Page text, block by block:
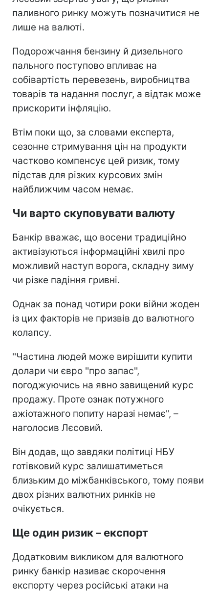
паливного ринку можуть позначитися не
лише на валюті.
Подорожчання бензину й дизельного
пального поступово впливає на
собівартість перевезень, виробництва
товарів та надання послуг, а відтак може
прискорити інфляцію.
Втім поки що, за словами експерта,
сезонне стримування цін на продукти
частково компенсує цей ризик, тому
підстав для різких курсових змін
найближчим часом немає.
Чи варто скуповувати валюту
Банкір вважає, що восени традиційно
активізуються інформаційні хвилі про
можливий наступ ворога, складну зиму
чи різке падіння гривні.
Однак за понад чотири роки війни жоден
із цих факторів не призвів до валютного
колапсу.
''Частина людей може вирішити купити
долари чи євро ''про запас'',
погоджуючись на явно завищений курс
продажу. Проте ознак потужного
ажіотажного попиту наразі немає'', –
наголосив Лєсовий.
Він додав, що завдяки політиці НБУ
готівковий курс залишатиметься
близьким до міжбанківського, тому появи
двох різних валютних ринків не
очікується.
Ще один ризик – експорт
Додатковим викликом для валютного
ринку банкір називає скорочення
експорту через російські атаки на